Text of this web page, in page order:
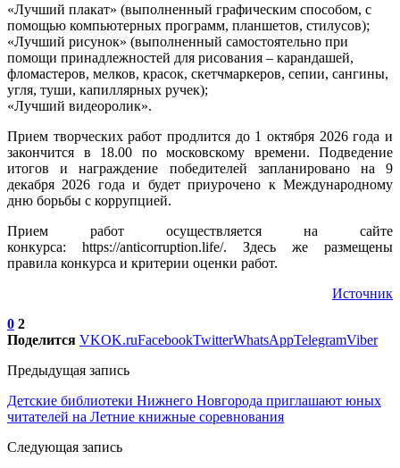
«Лучший плакат» (выполненный графическим способом, с
помощью компьютерных программ, планшетов, стилусов);
«Лучший рисунок» (выполненный самостоятельно при
помощи принадлежностей для рисования – карандашей,
фломастеров, мелков, красок, скетчмаркеров, сепии, сангины,
угля, туши, капиллярных ручек);
«Лучший видеоролик».
Прием творческих работ продлится до 1 октября 2026 года и
закончится в 18.00 по московскому времени. Подведение
итогов и награждение победителей запланировано на 9
декабря 2026 года и будет приурочено к Международному
дню борьбы с коррупцией.
Прием работ осуществляется на сайте
конкурса: https://anticorruption.life/. Здесь же размещены
правила конкурса и критерии оценки работ.
Источник
0 2
Поделится VKOK.ruFacebookTwitterWhatsAppTelegramViber
Предыдущая запись
Детские библиотеки Нижнего Новгорода приглашают юных
читателей на Летние книжные соревнования
Следующая запись